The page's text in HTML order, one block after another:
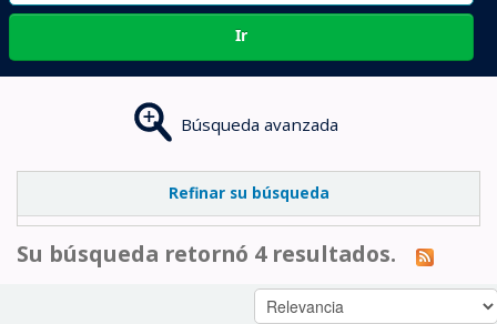
Ir
Búsqueda avanzada
Refinar su búsqueda
Su búsqueda retornó 4 resultados.